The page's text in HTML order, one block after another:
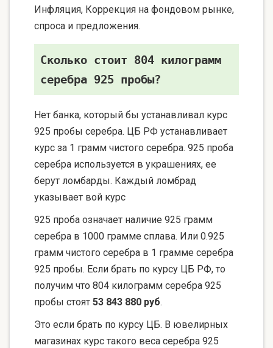
Инфляция, Коррекция на фондовом рынке,
спроса и предложения.
Сколько стоит 804 килограмм
серебра 925 пробы?
Нет банка, который бы устанавливал курс
925 пробы серебра. ЦБ РФ устанавливает
курс за 1 грамм чистого серебра. 925 проба
серебра используется в украшениях, ее
берут ломбарды. Каждый ломбрад
указывает вой курс
925 проба означает наличие 925 грамм
серебра в 1000 грамме сплава. Или 0.925
грамм чистого серебра в 1 грамме серебра
925 пробы. Если брать по курсу ЦБ РФ, то
получим что 804 килограмм серебра 925
пробы стоят 53 843 880 руб.
Это если брать по курсу ЦБ. В ювелирных
магазинах курс такого веса серебра 925